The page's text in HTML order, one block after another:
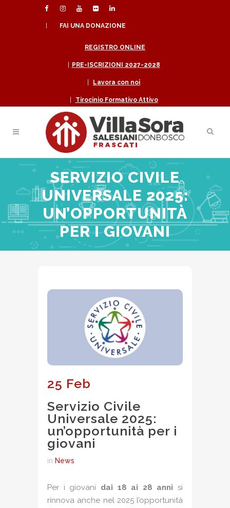
FAI UNA DONAZIONE
REGISTRO ONLINE
PRE-ISCRIZIONI 2027-2028
Lavora con noi
Tirocinio Formativo Attivo
SERVIZIO CIVILE
UNIVERSALE 2025:
UN’OPPORTUNITÀ
PER I GIOVANI
25 Feb
Servizio Civile
Universale 2025:
un’opportunità per i
giovani
in News
Per i giovani dai 18 ai 28 anni si
rinnova anche nel 2025 l’opportunità